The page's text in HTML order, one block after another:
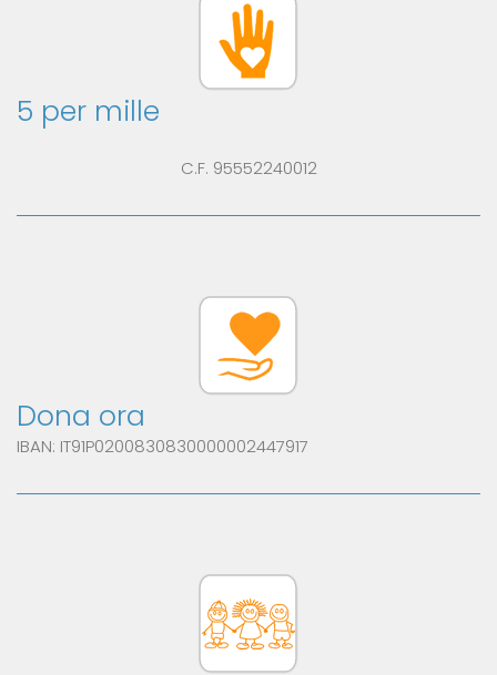
5 per mille
C.F. 95552240012
Dona ora
IBAN: IT91P0200830830000002447917